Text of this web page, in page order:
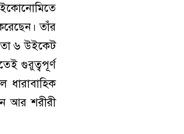
ইকোনোমিতে
তাঁর
৬ উইকেট
গুরুত্বপূর্ণ
ধারাবাহিক
আর শরীরী